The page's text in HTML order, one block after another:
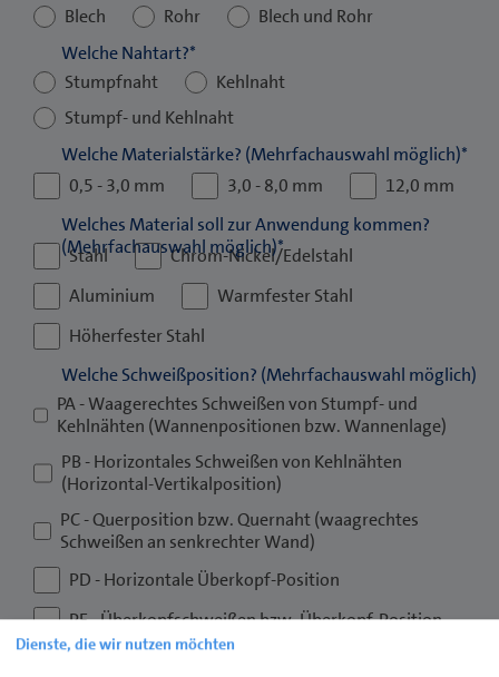
Blech Rohr Blech und Rohr
Stumpfnaht
Kehlnaht
Stumpf- und Kehlnaht
Welche Nahtart?*
0,5 - 3,0 mm 3,0 - 8,0 mm 12,0 mm
Welche Materialstärke? (Mehrfachauswahl möglich)*
Stahl
Chrom-Nickel/Edelstahl
Aluminium
Warmfester Stahl
Höherfester Stahl
Welches Material soll zur Anwendung kommen?
(Mehrfachauswahl möglich)*
PA - Waagerechtes Schweißen von Stumpf- und
Kehlnähten (Wannenpositionen bzw. Wannenlage)
PB - Horizontales Schweißen von Kehlnähten
(Horizontal-Vertikalposition)
PC - Querposition bzw. Quernaht (waagrechtes
Schweißen an senkrechter Wand)
PD - Horizontale Überkopf-Position
PE - Überkopfschweißen bzw. Überkopf-Position
PF - Steigposition bzw. Steignaht an Blech
Welche Schweißposition? (Mehrfachauswahl möglich)
Dienste, die wir nutzen möchten